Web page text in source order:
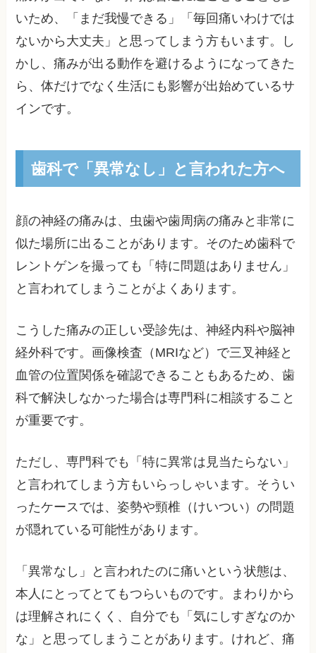
いため、「まだ我慢できる」「毎回痛いわけでは
ないから大丈夫」と思ってしまう方もいます。し
かし、痛みが出る動作を避けるようになってきた
ら、体だけでなく生活にも影響が出始めているサ
インです。
歯科で「異常なし」と言われた方へ
顔の神経の痛みは、虫歯や歯周病の痛みと非常に
似た場所に出ることがあります。そのため歯科で
レントゲンを撮っても「特に問題はありません」
と言われてしまうことがよくあります。
こうした痛みの正しい受診先は、神経内科や脳神
経外科です。画像検査（MRIなど）で三叉神経と
血管の位置関係を確認できることもあるため、歯
科で解決しなかった場合は専門科に相談すること
が重要です。
ただし、専門科でも「特に異常は見当たらない」
と言われてしまう方もいらっしゃいます。そうい
ったケースでは、姿勢や頸椎（けいつい）の問題
が隠れている可能性があります。
「異常なし」と言われたのに痛いという状態は、
本人にとってとてもつらいものです。まわりから
は理解されにくく、自分でも「気にしすぎなのか
な」と思ってしまうことがあります。けれど、痛